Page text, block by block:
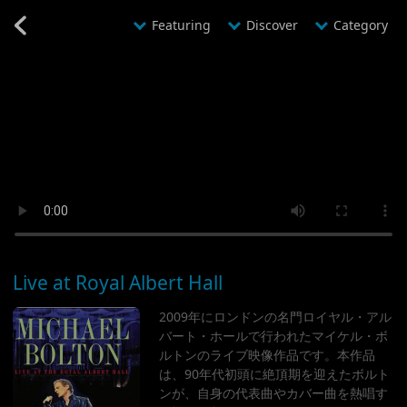
Featuring Discover Category
Live at Royal Albert Hall
2009年にロンドンの名門ロイヤル・アル
バート・ホールで行われたマイケル・ボ
ルトンのライブ映像作品です。本作品
は、90年代初頭に絶頂期を迎えたボルト
ンが、自身の代表曲やカバー曲を熱唱す
カテゴリ別コンサート一覧